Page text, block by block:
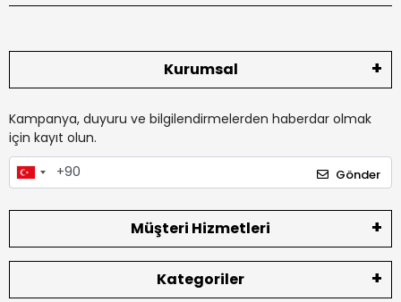
Kurumsal
Kampanya, duyuru ve bilgilendirmelerden haberdar olmak
için kayıt olun.
Gönder
Müşteri Hizmetleri
Kategoriler